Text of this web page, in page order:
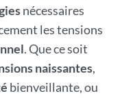
nécessaires
les tensions
. Que ce soit
naissantes,
bienveillante, ou